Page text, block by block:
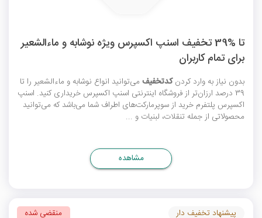
تا %39 تخفیف اسنپ اکسپرس ویژه نوشابه و ماءالشعیر
برای تمام کاربران
بدون نیاز به وارد کردنکدتخفیف می‌توانید انواع نوشابه و ماءالشعیر را تا
39 درصد ارزان‌تر از فروشگاه اینترنتی اسنپ اکسپرس خریداری کنید. اسنپ
اکسپرس پلتفرم خرید از سوپرمارکت‌های اطراف شما می‌باشد که می‌توانید
محصولاتی از جمله تنقلات، لبنیات و ...
مشاهده
پیشنهاد تخفیف دار منقضی شده